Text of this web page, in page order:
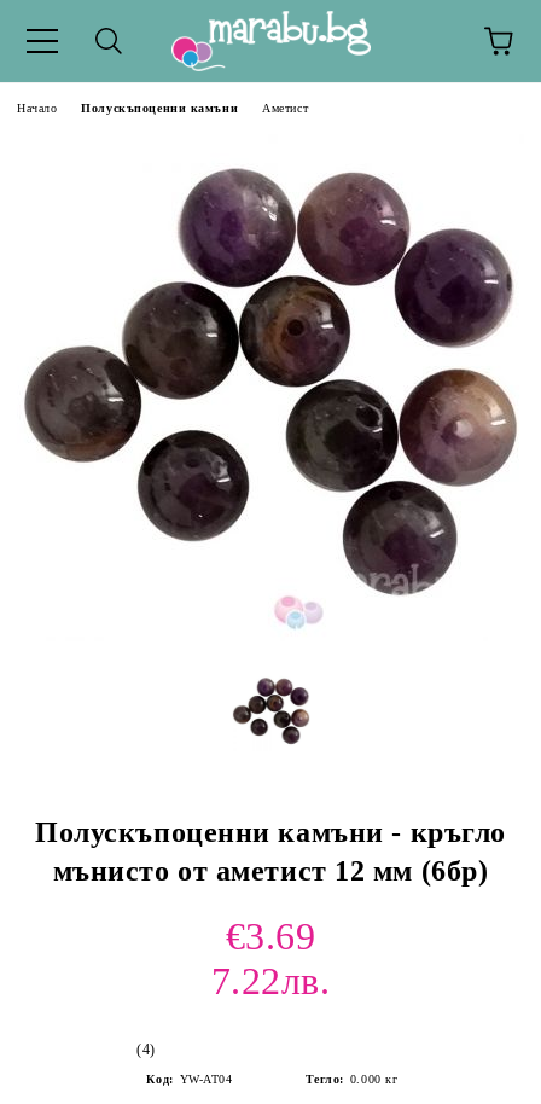
Начало Полускъпоценни камъни Аметист
Полускъпоценни камъни - кръгло
мънисто от аметист 12 мм (6бр)
€3.69
7.22лв.
(4)
Код: YW-AT04 Тегло: 0.000 кг